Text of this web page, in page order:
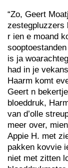
“Zo, Geert
zestegpluzzers
r ien e moand
is ja
had in je
Haarm komt
Geert n
bloeddruk,
van d’olle
meer over,
Appie H. met
pakken kovvie
niet met zitten